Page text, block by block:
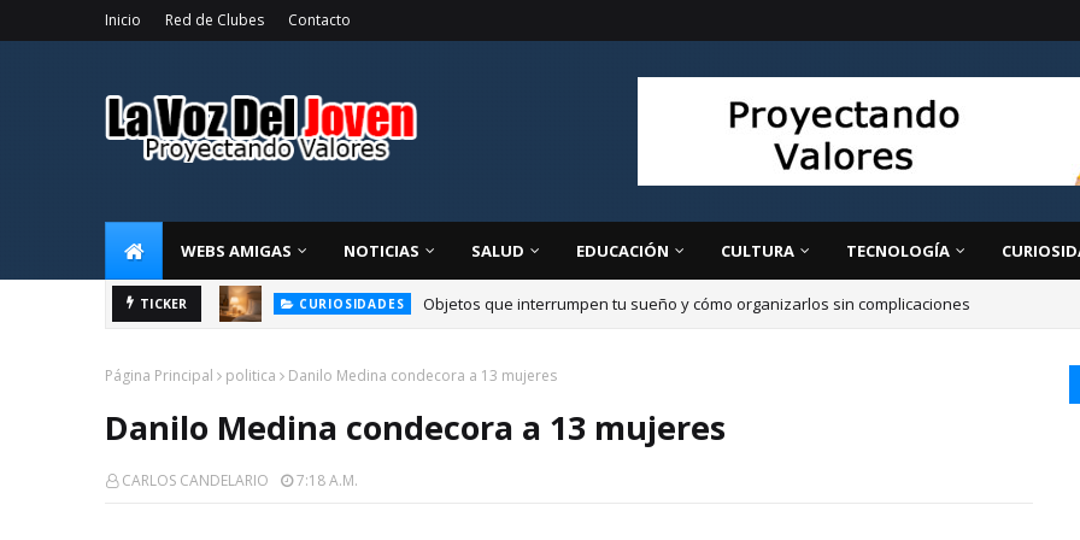
Inicio Red de Clubes Contacto
WEBS AMIGAS NOTICIAS SALUD EDUCACIÓN CULTURA TECNOLOGÍA
TICKER
CURIOSIDADES
Página Principal politica Danilo Medina condecora a 13 mujeres
Danilo Medina condecora a 13 mujeres
CARLOS CANDELARIO 7:18 A.m.